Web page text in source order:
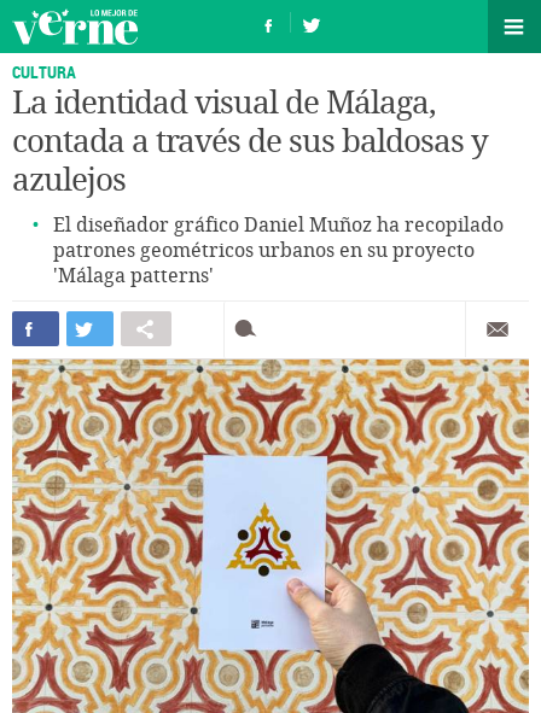
CULTURA
La identidad visual de Málaga,
contada a través de sus baldosas y
azulejos
El diseñador gráfico Daniel Muñoz ha recopilado
patrones geométricos urbanos en su proyecto
'Málaga patterns'